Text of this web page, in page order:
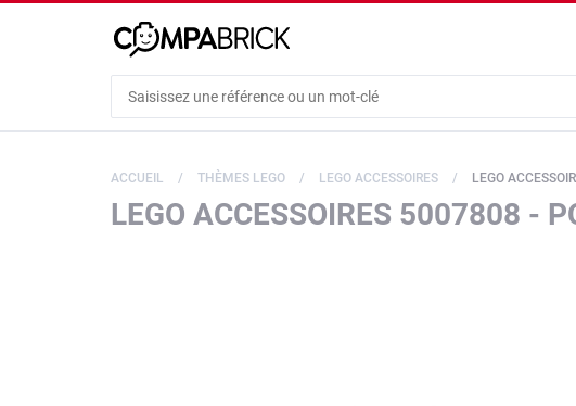
ACCUEIL THÈMES LEGO LEGO ACCESSOIRES LEGO
LEGO ACCESSOIRES 5007808 -